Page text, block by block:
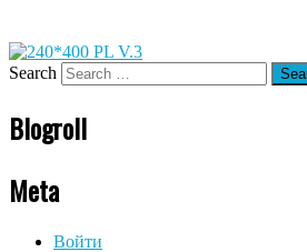
Search
Blogroll
Meta
Войти